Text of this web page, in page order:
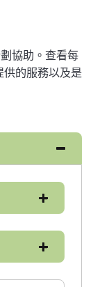
協助。查看每
供的服務以及是